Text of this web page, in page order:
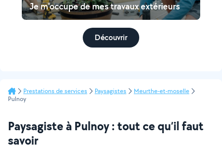
Je m'occupe de mes travaux extérieurs
Découvrir
Prestations de services Paysagistes
Meurthe-et-moselle
Pulnoy
Paysagiste à Pulnoy : tout ce qu’il faut
savoir